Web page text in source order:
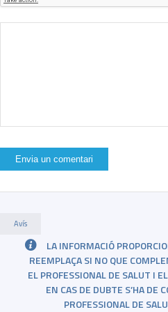
Avís
LA INFORMACIÓ
REEMPLAÇA SI NO QUE
EL PROFESSIONAL DE SALUT I
EN CAS DE DUBTE S’HA DE
PROFESSIONAL DE